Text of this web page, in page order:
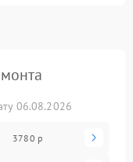
06.08.2026
3780 р